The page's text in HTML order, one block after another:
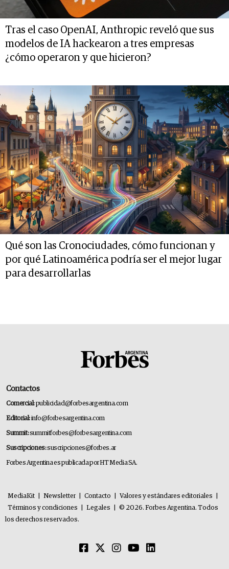
Tras el caso OpenAI, Anthropic reveló que sus
modelos de IA hackearon a tres empresas
¿cómo operaron y que hicieron?
Qué son las Cronociudades, cómo funcionan y
por qué Latinoamérica podría ser el mejor lugar
para desarrollarlas
Contactos
Comercial:publicidad@forbesargentina.com
Editorial:info@forbesargentina.com
Summit:summitforbes@forbesargentina.com
Suscripciones:suscripciones@forbes.ar
Forbes Argentina es publicada por HT Media SA.
MediaKit Newsletter Contacto Valores y estándares editoriales
Términos y condiciones
Legales
© 2026. Forbes Argentina. Todos
los derechos reservados.